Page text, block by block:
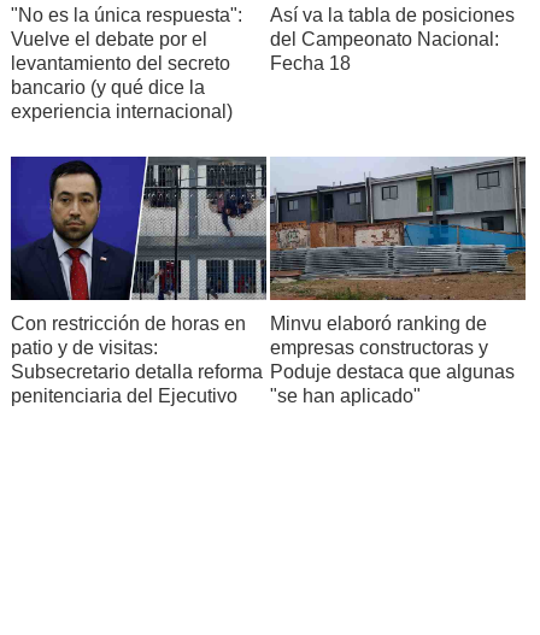
"No es la única respuesta":
Vuelve el debate por el
levantamiento del secreto
bancario (y qué dice la
experiencia internacional)
Así va la tabla de posiciones
del Campeonato Nacional:
Fecha 18
Con restricción de horas en
patio y de visitas:
Subsecretario detalla reforma
penitenciaria del Ejecutivo
Minvu elaboró ranking de
empresas constructoras y
Poduje destaca que algunas
"se han aplicado"